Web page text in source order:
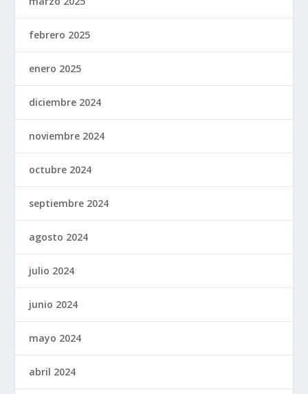
febrero 2025
enero 2025
diciembre 2024
noviembre 2024
octubre 2024
septiembre 2024
agosto 2024
julio 2024
junio 2024
mayo 2024
abril 2024